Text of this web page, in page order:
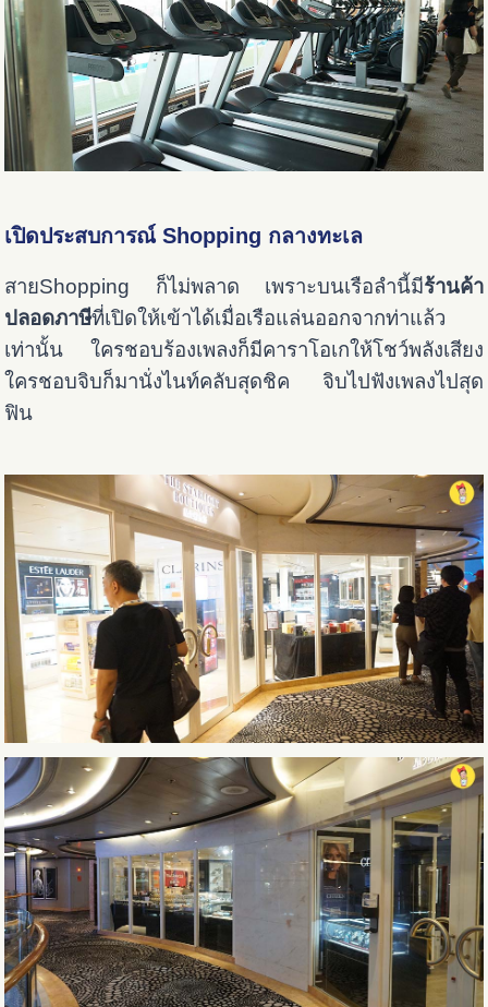
เปิดประสบการณ์ Shopping กลางทะเล
สายShopping ก็ไม่พลาด เพราะบนเรือลำนี้มีร้านค้า
ปลอดภาษีที่เปิดให้เข้าได้เมื่อเรือแล่นออกจากท่าแล้ว
เท่านั้น ใครชอบร้องเพลงก็มีคาราโอเกให้โชว์พลังเสียง
ใครชอบจิบก็มานั่งไนท์คลับสุดชิค จิบไปฟังเพลงไปสุด
ฟิน